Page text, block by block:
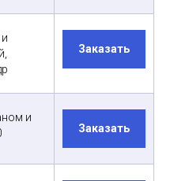
Заказать
и
Заказать